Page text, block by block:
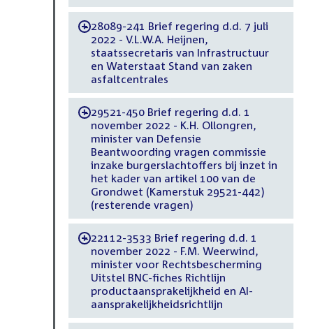
-28089-241 Brief regering d.d. 7 juli
2022 - V.L.W.A. Heijnen,
staatssecretaris van Infrastructuur
en Waterstaat Stand van zaken
asfaltcentrales
-29521-450 Brief regering d.d. 1
november 2022 - K.H. Ollongren,
minister van Defensie
Beantwoording vragen commissie
inzake burgerslachtoffers bij inzet in
het kader van artikel 100 van de
Grondwet (Kamerstuk 29521-442)
(resterende vragen)
-22112-3533 Brief regering d.d. 1
november 2022 - F.M. Weerwind,
minister voor Rechtsbescherming
Uitstel BNC-fiches Richtlijn
productaansprakelijkheid en AI-
aansprakelijkheidsrichtlijn